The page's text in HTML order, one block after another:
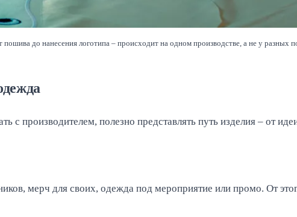
пошива до нанесения логотипа – происходит на одном производстве, а не у разных
с производителем, полезно представлять путь изделия – от
мерч для своих, одежда под мероприятие или промо. От